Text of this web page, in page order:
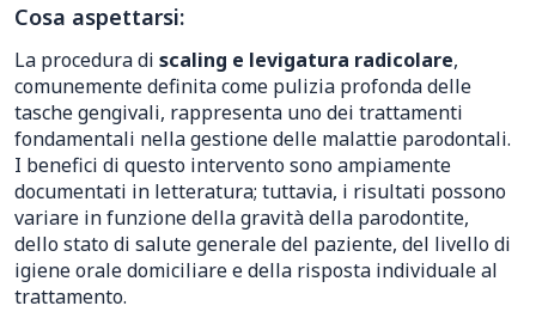
Cosa aspettarsi:
La procedura di scaling e levigatura radicolare,
comunemente definita come pulizia profonda delle
tasche gengivali, rappresenta uno dei trattamenti
fondamentali nella gestione delle malattie parodontali.
I benefici di questo intervento sono ampiamente
documentati in letteratura; tuttavia, i risultati possono
variare in funzione della gravità della parodontite,
dello stato di salute generale del paziente, del livello di
igiene orale domiciliare e della risposta individuale al
trattamento.